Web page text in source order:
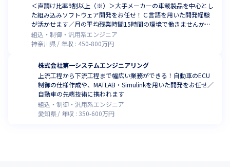
＜直請け比率9割以上（※）＞大手メーカーの車載製品を中心とし
た組み込みソフトウェア開発をお任せ！Ｃ言語を用いた開発経験
が活かせます／月の平均残業時間15時間の環境で働きませんか
（※いずれも、2024年8月時点）
組込・制御・汎用系エンジニア
神奈川県
年収 : 450-800万円
株式会社第一システムエンジニアリング
上流工程から下流工程まで幅広い業務ができる！自動車のECU
制御の仕様作成や、MATLAB・Simulinkを用いた開発をお任せ／
自動車の先端技術に携われます
組込・制御・汎用系エンジニア
愛知県
年収 : 350-600万円